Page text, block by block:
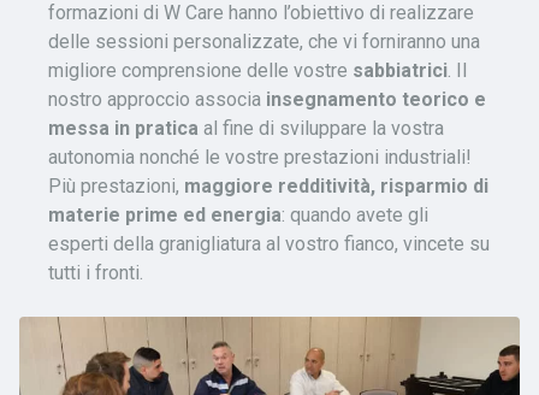
formazioni di W Care hanno l’obiettivo di realizzare
delle sessioni personalizzate, che vi forniranno una
migliore comprensione delle vostre sabbiatrici. Il
nostro approccio associa insegnamento teorico e
messa in pratica al fine di sviluppare la vostra
autonomia nonché le vostre prestazioni industriali!
Più prestazioni, maggiore redditività, risparmio di
materie prime ed energia: quando avete gli
esperti della granigliatura al vostro fianco, vincete su
tutti i fronti.